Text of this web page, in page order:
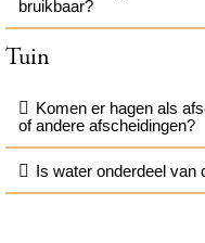
bruikbaar?
Tuin
Komen er hagen als
of andere afscheidingen?
Is water onderdeel van